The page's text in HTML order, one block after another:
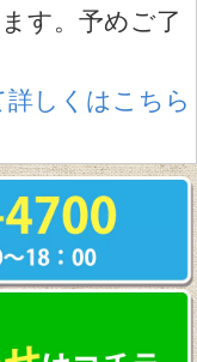
す。予めご了
しくはこちら